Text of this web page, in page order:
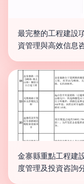
最完整的工程建設
資管理與高效信息
金寨縣重點工程建
度管理及投資咨詢